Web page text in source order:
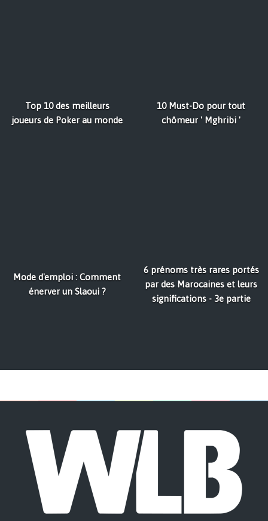
Top 10 des meilleurs
joueurs de Poker au monde
10 Must-Do pour tout
chômeur ' Mghribi '
Mode d'emploi : Comment
énerver un Slaoui ?
6 prénoms très rares portés
par des Marocaines et leurs
significations - 3e partie